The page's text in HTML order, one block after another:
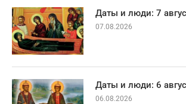
Даты и люди: 7
07.08.2026
Даты и люди: 6
06.08.2026